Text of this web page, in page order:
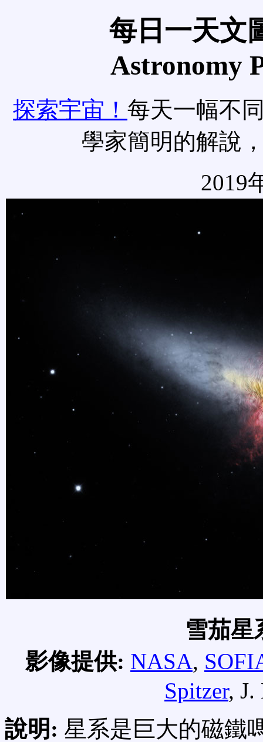
每日一天文
Astronomy
探索宇宙！ 每天一幅不
學家簡明的解說
2019
雪茄星
影像提供: NASA,
Spitzer, J.
說明: 星系是巨大的磁鐵